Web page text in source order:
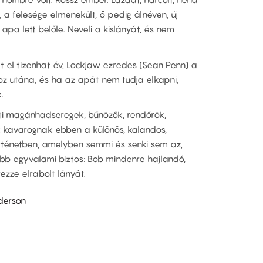
felesége elmenekült, ő pedig álnéven, új
lett belőle. Neveli a kislányát, és nem
tizenhat év, Lockjaw ezredes (Sean Penn) a
utána, és ha az apát nem tudja elkapni,
bűnözők, rendőrök,
ebben a különös, kalandos,
amelyben semmi és senki sem az,
egyvalami biztos: Bob mindenre hajlandó,
elrabolt lányát.